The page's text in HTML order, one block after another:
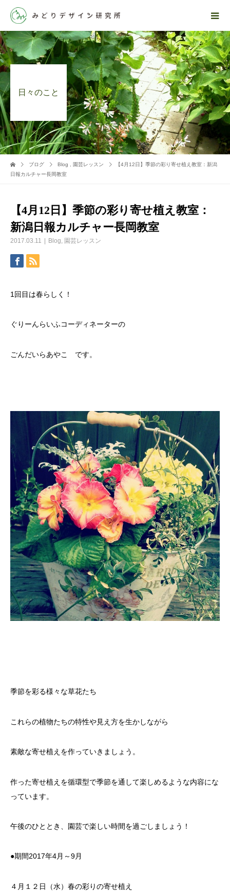
日々のこと
ブログ Blog 園芸レッスン
【4月12日】季節の彩り寄せ植え教室：新潟
日報カルチャー長岡教室
【4月12日】季節の彩り寄せ植え教室：
新潟日報カルチャー長岡教室
2017.03.11 Blog, 園芸レッスン
1回目は春らしく！
ぐりーんらいふコーディネーターの
ごんだいらあやこ です。
季節を彩る様々な草花たち
これらの植物たちの特性や見え方を生かしながら
素敵な寄せ植えを作っていきましょう。
作った寄せ植えを循環型で季節を通して楽しめるような内容にな
っています。
午後のひととき、園芸で楽しい時間を過ごしましょう！
●期間2017年4月～9月
４月１２日（水）春の彩りの寄せ植え